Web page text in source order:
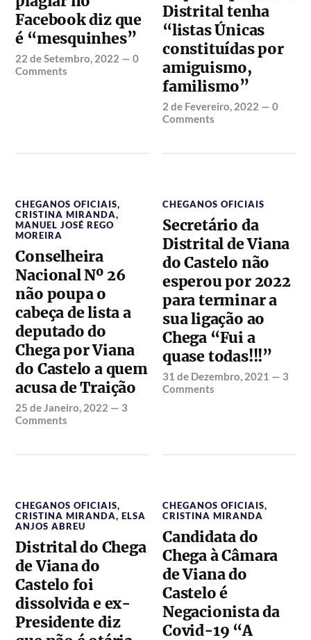
Facebook diz que
é “mesquinhes”
22 de Setembro, 2022 —0
Comments
Distrital tenha
“listas Únicas
constituídas por
amiguismo,
familismo”
2 de Fevereiro, 2022 —0
Comments
CHEGANOS OFICIAIS,
CRISTINA MIRANDA,
MANUEL JOSÉ REGO
MOREIRA
Conselheira
Nacional Nº 26
não poupa o
cabeça de lista a
deputado do
Chega por Viana
do Castelo a quem
acusa de Traição
25 de Janeiro, 2022 — 3
Comments
CHEGANOS OFICIAIS
Secretário da
Distrital de Viana
do Castelo não
esperou por 2022
para terminar a
sua ligação ao
Chega “Fui a
quase todas!!!”
31 de Dezembro, 2021 — 3
Comments
CHEGANOS OFICIAIS,
CRISTINA MIRANDA,ELSA
ANJOS ABREU
Distrital do Chega
de Viana do
Castelo foi
dissolvida e ex-
Presidente diz
CHEGANOS OFICIAIS,
CRISTINA MIRANDA
Candidata do
Chega à Câmara
de Viana do
Castelo é
Negacionista da
Covid-19 “A